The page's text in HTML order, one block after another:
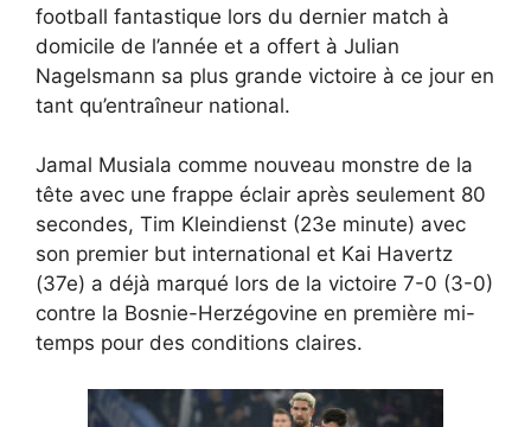
football fantastique lors du dernier match à
domicile de l’année et a offert à Julian
Nagelsmann sa plus grande victoire à ce jour en
tant qu’entraîneur national.
Jamal Musiala comme nouveau monstre de la
tête avec une frappe éclair après seulement 80
secondes, Tim Kleindienst (23e minute) avec
son premier but international et Kai Havertz
(37e) a déjà marqué lors de la victoire 7-0 (3-0)
contre la Bosnie-Herzégovine en première mi-
temps pour des conditions claires.